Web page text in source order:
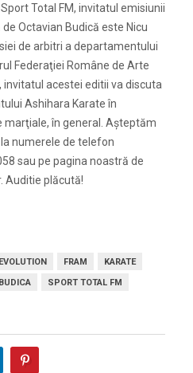
Total FM, invitatul emisiunii
Octavian Budică este Nicu
de arbitri a departamentului
Federaţiei Române de Arte
invitatul acestei editii va discuta
Ashihara Karate în
marţiale, în general. Aşteptăm
numerele de telefon
sau pe pagina noastră de
Auditie plăcută!
FRAM
KARATE
SPORT TOTAL FM